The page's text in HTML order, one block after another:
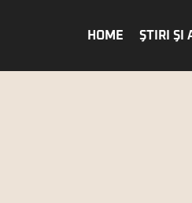
HOME ŞTIRI ŞI